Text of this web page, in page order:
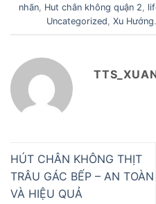
nhãn, Hut chân không quận 2,
Uncategorized, Xu Hướng
HÚT CHÂN KHÔNG THỊT
TRÂU GÁC BẾP – AN TOÀN
VÀ HIỆU QUẢ